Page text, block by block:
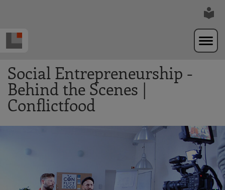
Social Entrepreneurship -
Behind the Scenes |
Conflictfood